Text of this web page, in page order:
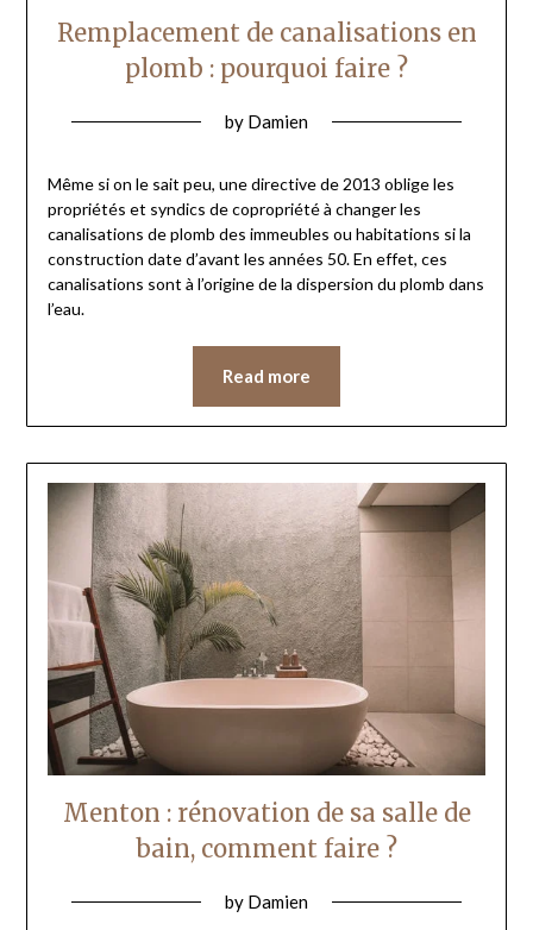
Remplacement de canalisations en
plomb : pourquoi faire ?
by Damien
Même si on le sait peu, une directive de 2013 oblige les
propriétés et syndics de copropriété à changer les
canalisations de plomb des immeubles ou habitations si la
construction date d’avant les années 50. En effet, ces
canalisations sont à l’origine de la dispersion du plomb dans
l’eau.
Read more
Menton : rénovation de sa salle de
bain, comment faire ?
by Damien